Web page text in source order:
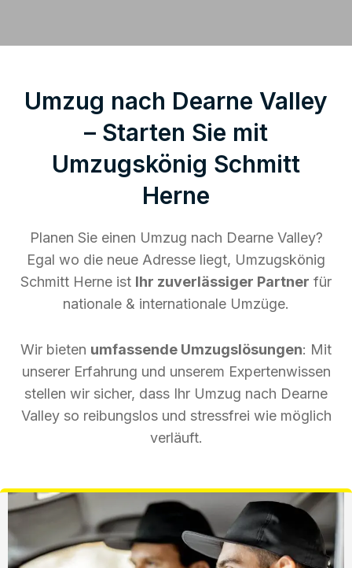
Umzug nach Dearne Valley
– Starten Sie mit
Umzugskönig Schmitt
Herne
Planen Sie einen Umzug nach Dearne Valley?
Egal wo die neue Adresse liegt, Umzugskönig
Schmitt Herne ist Ihr zuverlässiger Partner für
nationale & internationale Umzüge.
Wir bieten umfassende Umzugslösungen: Mit
unserer Erfahrung und unserem Expertenwissen
stellen wir sicher, dass Ihr Umzug nach Dearne
Valley so reibungslos und stressfrei wie möglich
verläuft.